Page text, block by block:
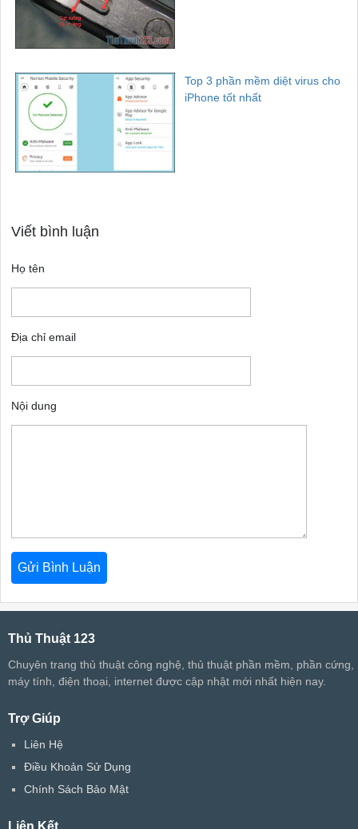
Top 3 phần mềm diệt virus cho
iPhone tốt nhất
Viết bình luận
Họ tên
Địa chỉ email
Nội dung
Thủ Thuật 123
Chuyên trang thủ thuật công nghệ, thủ thuật phần mềm, phần cứng,
máy tính, điện thoại, internet được cập nhật mới nhất hiện nay.
Trợ Giúp
Liên Hệ
Điều Khoản Sử Dụng
Chính Sách Bảo Mật